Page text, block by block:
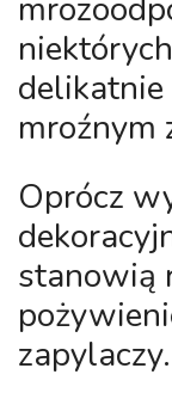
delikatnie
mroźnym
Oprócz
stanowią
zapylaczy.